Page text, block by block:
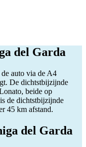
del Garda
auto via de A4
De dichtstbijzijnde
beide op
de dichtstbijzijnde
45 km afstand.
del Garda